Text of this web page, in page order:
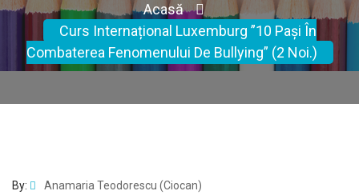
Acasă
Curs Internațional Luxemburg ”10 Pași În
Combaterea Fenomenului De Bullying” (2 Noi.)
By: Anamaria Teodorescu (Ciocan)